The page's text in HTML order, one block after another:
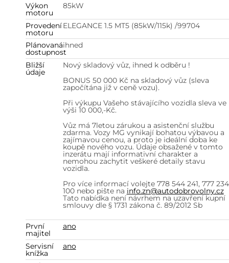
Výkon
motoru
85kW
Provedení
motoru
ELEGANCE 1.5 MT5 (85kW/115k) /99704
Plánovaná
dostupnost
ihned
Bližší
údaje
Nový skladový vůz, ihned k odběru !
BONUS 50 000 Kč na skladový vůz (sleva
započítána již v ceně vozu).
Při výkupu Vašeho stávajícího vozidla sleva ve
výši 10 000,-Kč.
Vůz má 7letou zárukou a asistenční službu
zdarma. Vozy MG vynikají bohatou výbavou a
zajímavou cenou, a proto je ideální doba ke
koupě nového vozu. Údaje obsažené v tomto
inzerátu mají informativní charakter a
nemohou zachytit veškeré detaily stavu
vozidla.
Pro více informací volejte 778 544 241, 777 234
100 nebo pište na info.zn@autodobrovolny.cz
Tato nabídka není návrhem na uzavření kupní
smlouvy dle § 1731 zákona č. 89/2012 Sb
První
majitel
ano
Servisní
knížka
ano